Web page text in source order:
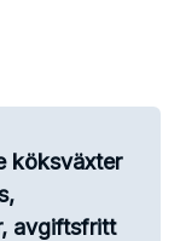
köksväxter
avgiftsfritt